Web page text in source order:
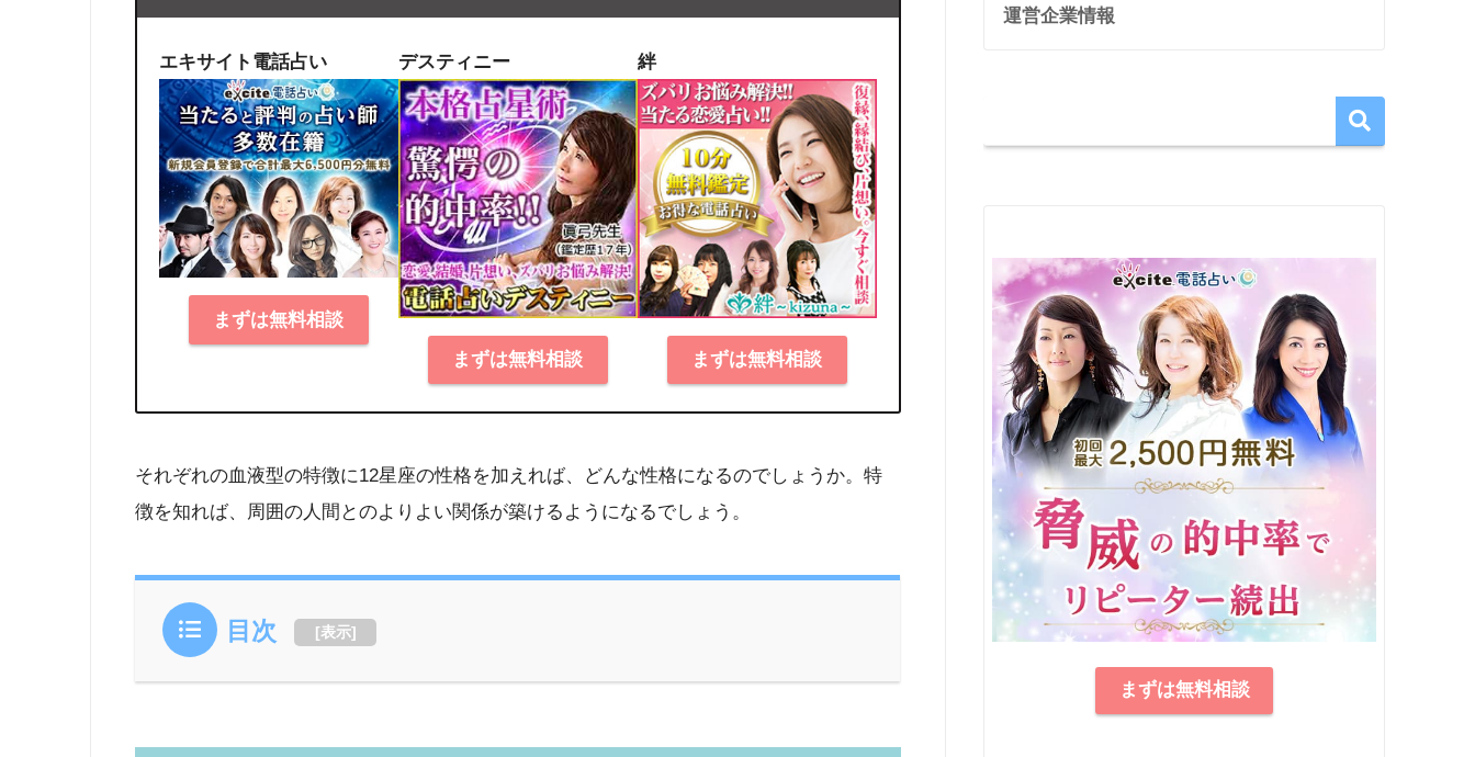
エキサイト電話占い
まずは無料相談
デスティニー
まずは無料相談
絆
まずは無料相談
それぞれの血液型の特徴に12星座の性格を加えれば、どんな性格になるのでしょうか。特
徴を知れば、周囲の人間とのよりよい関係が築けるようになるでしょう。
目次 [表示]
運営企業情報
まずは無料相談